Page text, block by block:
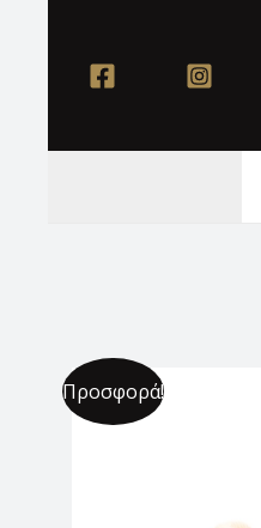
περιεχόμενο
Προσφορά!